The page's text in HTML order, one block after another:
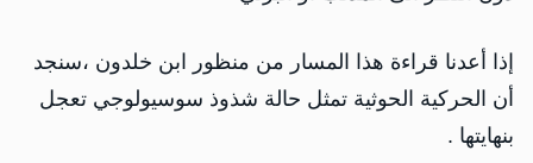
إذا أعدنا قراءة هذا المسار من منظور ابن خلدون ،سنجد
أن الحركية الحوثية تمثل حالة شذوذ سوسيولوجي تعجل
بنهايتها .